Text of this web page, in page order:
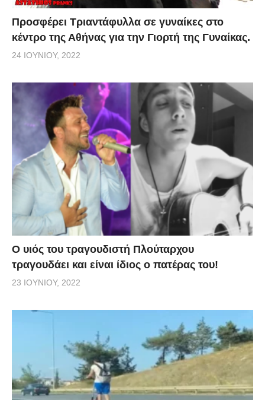
Προσφέρει Τριαντάφυλλα σε γυναίκες στο
κέντρο της Αθήνας για την Γιορτή της Γυναίκας.
24 ΙΟΥΝΊΟΥ, 2022
O υιός του τραγουδιστή Πλούταρχου
τραγουδάει και είναι ίδιος ο πατέρας του!
23 ΙΟΥΝΊΟΥ, 2022